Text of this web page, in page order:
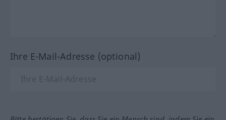
Ihre E-Mail-Adresse (optional)